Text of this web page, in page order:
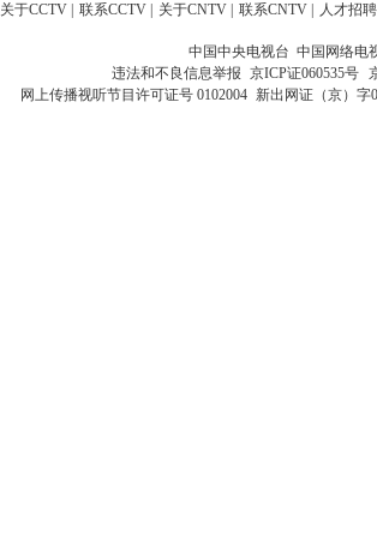
关于CCTV 联系CCTV 关于CNTV 联系CNTV 人才招聘
中国中央电视台 中国网络电
违法和不良信息举报 京ICP证060535号
网上传播视听节目许可证号 0102004 新出网证（京）